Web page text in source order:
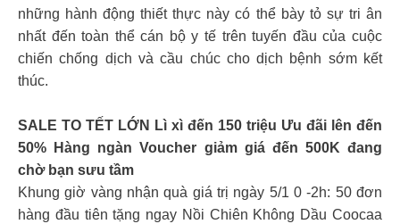
những hành động thiết thực này có thể bày tỏ sự tri ân
nhất đến toàn thể cán bộ y tế trên tuyến đầu của cuộc
chiến chống dịch và cầu chúc cho dịch bệnh sớm kết
thúc.
SALE TO TẾT LỚN Lì xì đến 150 triệu Ưu đãi lên đến
50% Hàng ngàn Voucher giảm giá đến 500K đang
chờ bạn sưu tầm
Khung giờ vàng nhận quà giá trị ngày 5/1 0 -2h: 50 đơn
hàng đầu tiên tặng ngay Nồi Chiên Không Dầu Coocaa